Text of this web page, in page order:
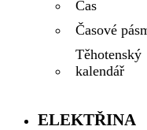
Čas
Časové
Těhotenský
kalendář
ELEKTŘINA